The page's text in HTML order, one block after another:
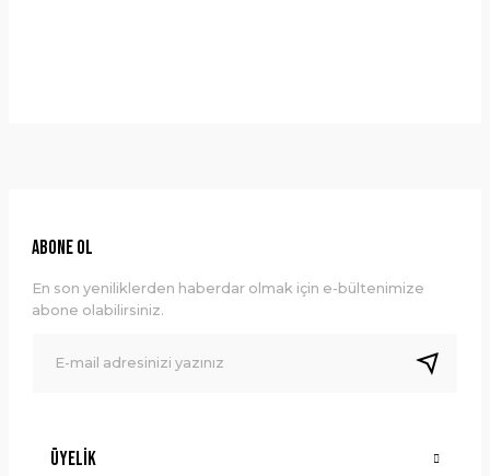
Ürün resmi kalitesiz, bozuk veya görüntülenemiyor.
Ürün bilgilerinde hatalar bulunuyor.
Bu ürüne benzer farklı alternatifler olmalı.
Üyelik
ABONE OL
En son yeniliklerden haberdar olmak için e-bültenimize
abone olabilirsiniz.